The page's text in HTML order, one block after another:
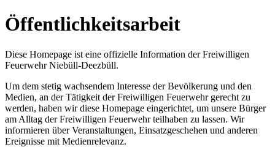
Öffentlichkeitsarbeit
Diese Homepage ist eine offizielle Information der Freiwilligen
Feuerwehr Niebüll-Deezbüll.
Um dem stetig wachsendem Interesse der Bevölkerung und den
Medien, an der Tätigkeit der Freiwilligen Feuerwehr gerecht zu
werden, haben wir diese Homepage eingerichtet, um unsere Bürger
am Alltag der Freiwilligen Feuerwehr teilhaben zu lassen. Wir
informieren über Veranstaltungen, Einsatzgeschehen und anderen
Ereignisse mit Medienrelevanz.